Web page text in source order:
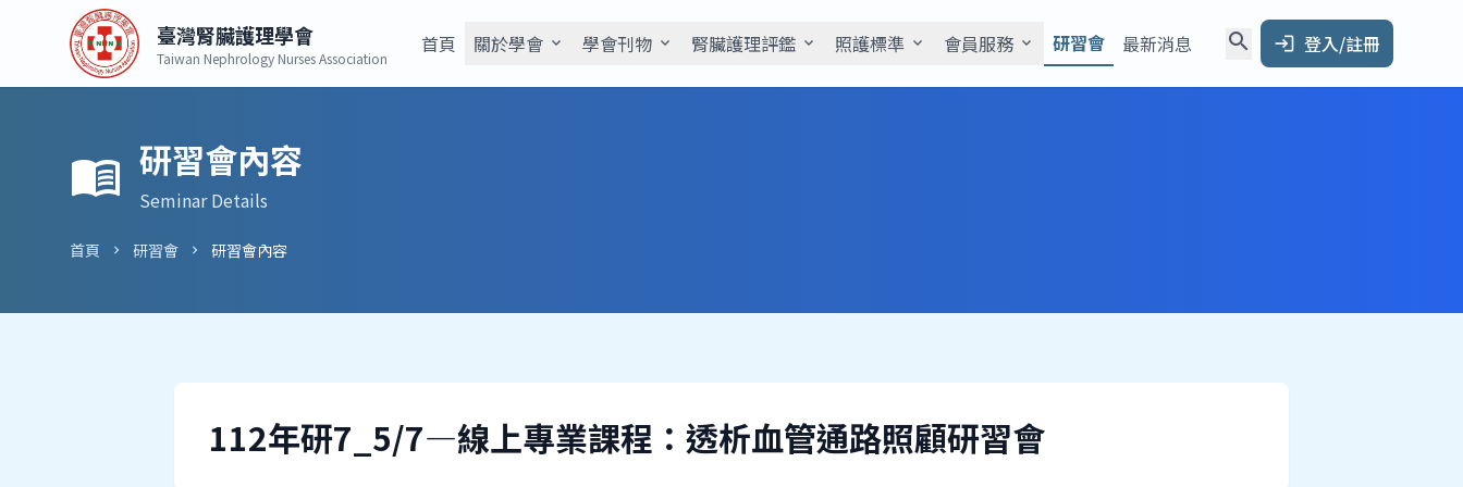
臺灣腎臟護理學會
Taiwan Nephrology Nurses Association
首頁 關於學會 expand_more 學會刊物 expand_more 腎臟護理評鑑 expand_more 照護標準 expand_more 會員服務 expand_more 研習會 最新消息 search login 登入/註冊
menu_book 研習會內容
Seminar Details
首頁 chevron_right 研習會 chevron_right 研習會內容
112年研7_5/7—線上專業課程：透析血管通路照顧研習會